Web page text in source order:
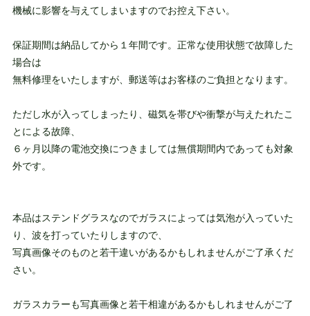
機械に影響を与えてしまいますのでお控え下さい。
保証期間は納品してから１年間です。正常な使用状態で故障した
場合は
無料修理をいたしますが、郵送等はお客様のご負担となります。
ただし水が入ってしまったり、磁気を帯びや衝撃が与えたれたこ
とによる故障、
６ヶ月以降の電池交換につきましては無償期間内であっても対象
外です。
本品はステンドグラスなのでガラスによっては気泡が入っていた
り、波を打っていたりしますので、
写真画像そのものと若干違いがあるかもしれませんがご了承くだ
さい。
ガラスカラーも写真画像と若干相違があるかもしれませんがご了